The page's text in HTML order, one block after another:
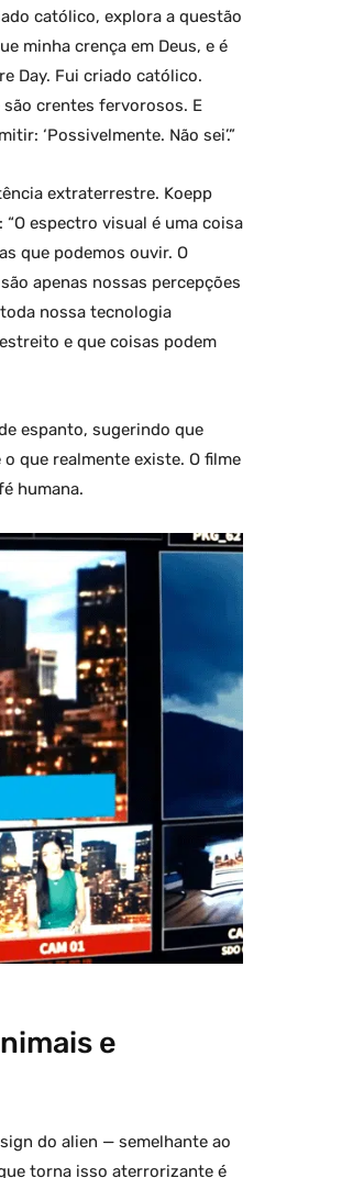
católico, explora a questão
minha crença em Deus, e é
Day. Fui criado católico.
crentes fervorosos. E
‘Possivelmente. Não sei’.”
extraterrestre. Koepp
espectro visual é uma coisa
que podemos ouvir. O
apenas nossas percepções
nossa tecnologia
e que coisas podem
espanto, sugerindo que
que realmente existe. O filme
humana.
e
do alien — semelhante ao
torna isso aterrorizante é